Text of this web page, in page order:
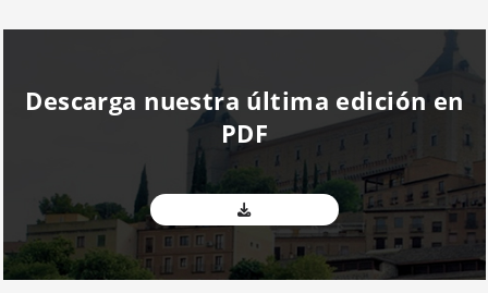
Descarga nuestra última edición en
PDF